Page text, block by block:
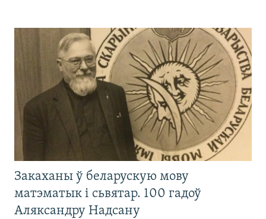
Закаханы ў беларускую мову
матэматык і сьвятар. 100 гадоў
Аляксандру Надсану